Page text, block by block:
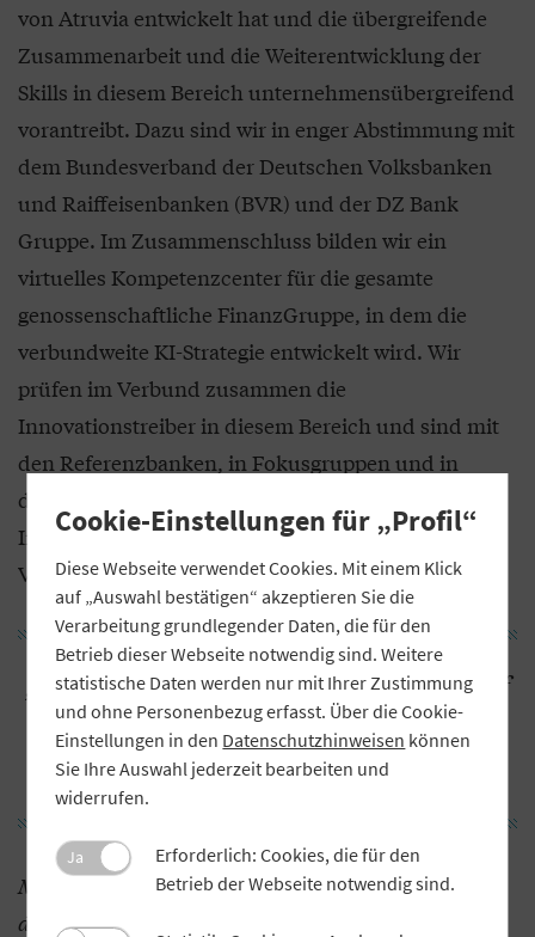
von Atruvia entwickelt hat und die übergreifende
Zusammenarbeit und die Weiterentwicklung der
Skills in diesem Bereich unternehmensübergreifend
vorantreibt. Dazu sind wir in enger Abstimmung mit
dem Bundesverband der Deutschen Volksbanken
und Raiffeisenbanken (BVR) und der DZ Bank
Gruppe. Im Zusammenschluss bilden wir ein
virtuelles Kompetenzcenter für die gesamte
genossenschaftliche FinanzGruppe, in dem die
verbundweite KI-Strategie entwickelt wird. Wir
prüfen im Verbund zusammen die
Innovationstreiber in diesem Bereich und sind mit
den Referenzbanken, in Fokusgruppen und in
direktem Austausch mit den Banken, um ihre
Interessen passend umzusetzen und für die breite
Verbundöffentlichkeit nutzbar zu machen.
„Wir fokussieren unsere Aktivitäten auf
die Bereiche Prozessautomatisierung,
Generative KI und Sprachprotokolle.“
Mit welchen KI-Themen beschäftigt sich die Atruvia
derzeit konkret?
Cookie-Einstellungen für „Profil“
Diese Webseite verwendet Cookies. Mit einem Klick
auf „Auswahl bestätigen“ akzeptieren Sie die
Verarbeitung grundlegender Daten, die für den
Betrieb dieser Webseite notwendig sind. Weitere
statistische Daten werden nur mit Ihrer Zustimmung
und ohne Personenbezug erfasst. Über die Cookie-
Einstellungen in den Datenschutzhinweisen können
Sie Ihre Auswahl jederzeit bearbeiten und
widerrufen.
Ja
Erforderlich: Cookies, die für den
Betrieb der Webseite notwendig sind.